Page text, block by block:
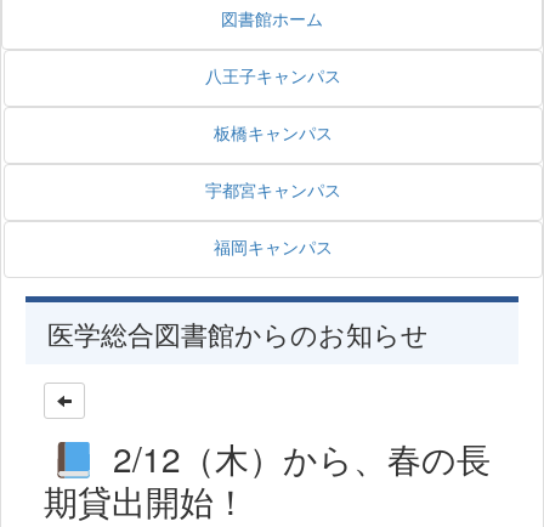
図書館ホーム
八王子キャンパス
板橋キャンパス
宇都宮キャンパス
福岡キャンパス
医学総合図書館からのお知らせ
2/12（木）から、春の長
期貸出開始！